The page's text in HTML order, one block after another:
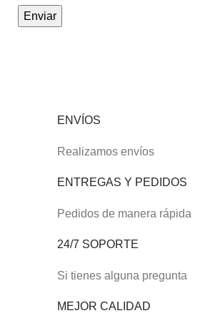
ENVÍOS
Realizamos envíos
ENTREGAS Y PEDIDOS
Pedidos de manera rápida
24/7 SOPORTE
Si tienes alguna pregunta
MEJOR CALIDAD